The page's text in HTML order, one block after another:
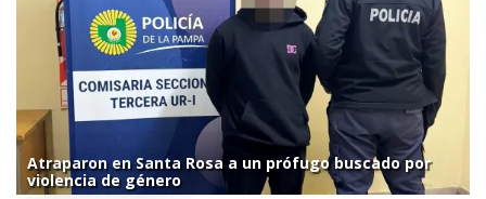
Atraparon en Santa Rosa a un prófugo buscado por
violencia de género